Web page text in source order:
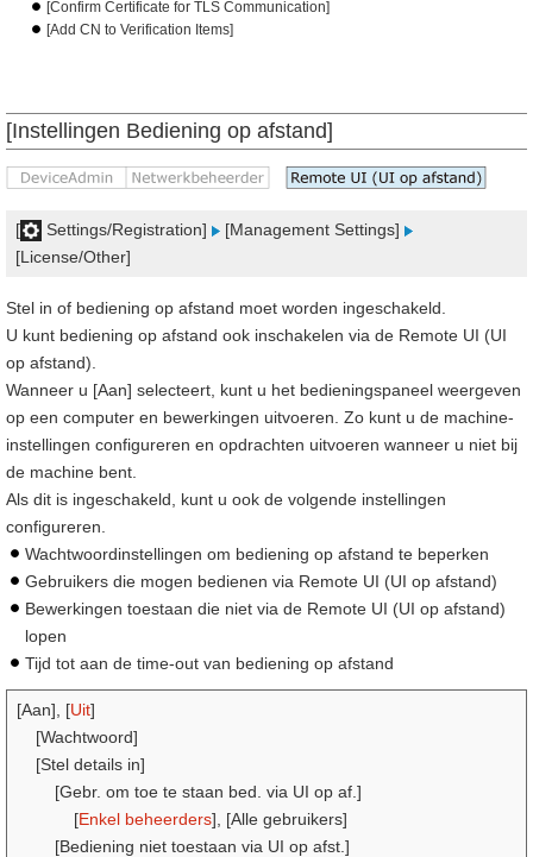
[Confirm Certificate for TLS Communication]
[Add CN to Verification Items]
[Instellingen Bediening op afstand]
[ Settings/Registration]
[Management Settings]
[License/Other]
Stel in of bediening op afstand moet worden ingeschakeld.
U kunt bediening op afstand ook inschakelen via de Remote UI (UI
op afstand).
Wanneer u [Aan] selecteert, kunt u het bedieningspaneel weergeven
op een computer en bewerkingen uitvoeren. Zo kunt u de machine-
instellingen configureren en opdrachten uitvoeren wanneer u niet bij
de machine bent.
Als dit is ingeschakeld, kunt u ook de volgende instellingen
configureren.
Wachtwoordinstellingen om bediening op afstand te beperken
Gebruikers die mogen bedienen via Remote UI (UI op afstand)
Bewerkingen toestaan die niet via de Remote UI (UI op afstand)
lopen
Tijd tot aan de time-out van bediening op afstand
[Aan], [Uit]
[Wachtwoord]
[Stel details in]
[Gebr. om toe te staan bed. via UI op af.]
[Enkel beheerders], [Alle gebruikers]
[Bediening niet toestaan via UI op afst.]